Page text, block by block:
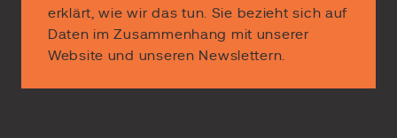
erklärt, wie wir das tun. Sie bezieht sich auf
Daten im Zusammenhang mit unserer
Website und unseren Newslettern.